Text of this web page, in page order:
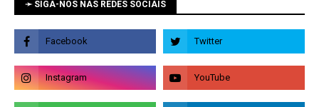
➛ SIGA-NOS NAS REDES SOCIAIS